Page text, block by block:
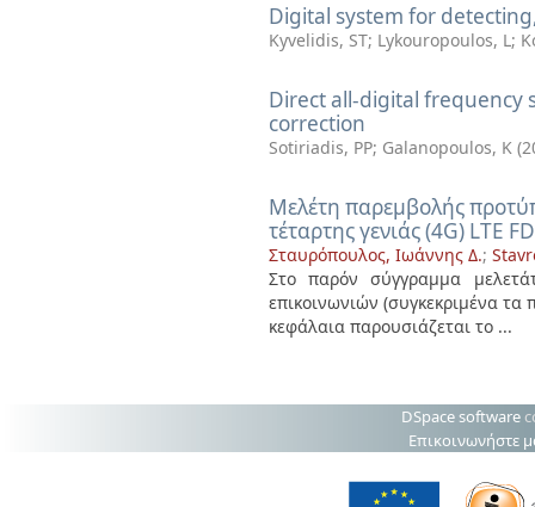
Digital system for
Kyvelidis, ST; Lykouropoulos, L ;
Direct all-digital frequency
correction
Sotiriadis, PP; Galanopoulos, K (
Μελέτη παρεμβολής
τέταρτης γενιάς (4G) LTE
Σταυρόπουλος, Ιωάννης Δ.;
Στο παρόν σύγγραμμα
επικοινωνιών (συγκεκριμένα
κεφάλαια παρουσιάζεται το ...
DSpace software
Επικοινωνήστε